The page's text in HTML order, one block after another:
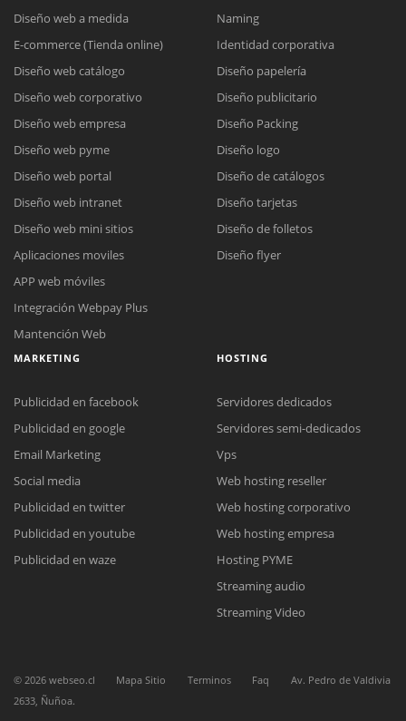
Reunión online
Nuestros ejecutivos le enviarán un correo electrónico con el enlace a
Meet para la reunión online.
Cotización
Todos nuestros ejecutivos están fuera de línea. Complete el formulario
Diseño web a medida
E-commerce (Tienda online)
Diseño web catálogo
Diseño web corporativo
Diseño web empresa
Diseño web pyme
Diseño web portal
Diseño web intranet
Diseño web mini sitios
Aplicaciones moviles
APP web móviles
Integración Webpay Plus
Mantención Web
Naming
Identidad corporativa
Diseño papelería
Diseño publicitario
Diseño Packing
Diseño logo
Diseño de catálogos
Diseño tarjetas
Diseño de folletos
Diseño flyer
MARKETING
Publicidad en facebook
Publicidad en google
Email Marketing
Social media
Publicidad en twitter
Publicidad en youtube
Publicidad en waze
HOSTING
Servidores dedicados
Servidores semi-dedicados
Vps
Web hosting reseller
Web hosting corporativo
Web hosting empresa
Hosting PYME
Streaming audio
Streaming Video
© 2026 webseo.cl Mapa Sitio Terminos Faq
Av. Pedro de Valdivia
2633, Ñuñoa.